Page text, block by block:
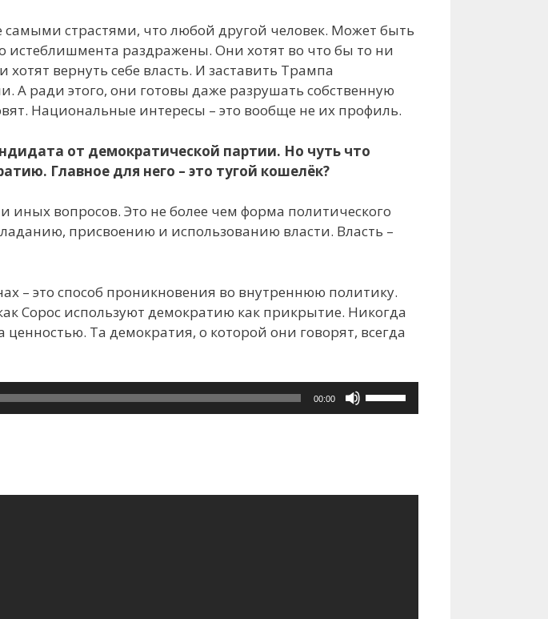
страстями, что любой другой человек. Может быть
раздражены. Они хотят во что бы то ни
вернуть себе власть. И заставить Трампа
А ради этого, они готовы даже разрушать собственную
Национальные интересы – это вообще не их профиль.
от демократической партии. Но чуть что
Главное для него – это тугой кошелёк?
вопросов. Это не более чем форма политического
присвоению и использованию власти. Власть –
– это способ проникновения во внутреннюю политику.
Сорос используют демократию как прикрытие. Никогда
Та демократия, о которой они говорят, всегда
00:00
Используйте
клавиши
увеличить